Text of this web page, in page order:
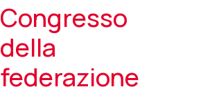
Congresso
della
federazione